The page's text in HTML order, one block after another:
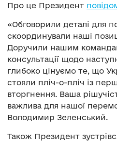
Про це Президент
«Обговорили деталі для
скоординували наші
Доручили нашим
консультації щодо
глибоко цінуємо те, що
стояли пліч-о-пліч із
вторгнення. Ваша
важлива для нашої
Володимир Зеленський.
Також Президент